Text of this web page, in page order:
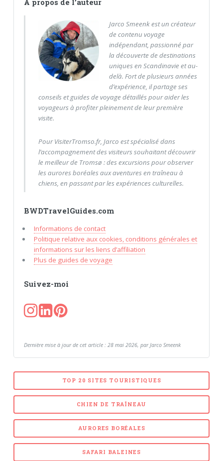
À propos de l’auteur
Jarco Smeenk est un créateur
de contenu voyage
indépendant, passionné par
la découverte de destinations
uniques en Scandinavie et au-
delà. Fort de plusieurs années
d’expérience, il partage ses
conseils et guides de voyage détaillés pour aider les
voyageurs à profiter pleinement de leur première
visite.
Pour VisiterTromso.fr, Jarco est spécialisé dans
l’accompagnement des visiteurs souhaitant découvrir
le meilleur de Tromsø : des excursions pour observer
les aurores boréales aux aventures en traîneau à
chiens, en passant par les expériences culturelles.
BWDTravelGuides.com
Informations de contact
Politique relative aux cookies, conditions générales et
informations sur les liens d’affiliation
Plus de guides de voyage
Suivez-moi
Dernière mise à jour de cet article : 28 mai 2026, par Jarco Smeenk
TOP 20 SITES TOURISTIQUES
CHIEN DE TRAÎNEAU
AURORES BORÉALES
SAFARI BALEINES